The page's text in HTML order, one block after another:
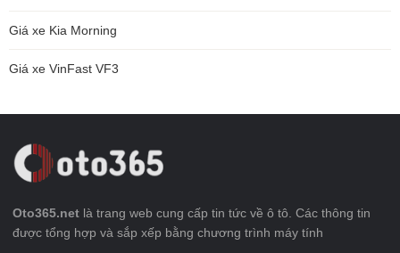
Giá xe Kia Morning
Giá xe VinFast VF3
Oto365.net là trang web cung cấp tin tức về ô tô. Các thông tin
được tổng hợp và sắp xếp bằng chương trình máy tính